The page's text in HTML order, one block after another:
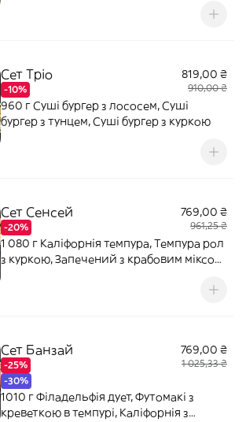
соус - 80 мл (2 шт). Імбир - 20 г. Васабі -
Сет Тріо
-10%
819,00 ₴
910,00 ₴
960 г Суші бургер з лососем, Суші
бургер з тунцем, Суші бургер з куркою
Сет Сенсей
-20%
769,00 ₴
961,25 ₴
1 080 г Каліфорнія темпура, Темпура рол
з куркою, Запечений з крабовим міксом,
Сет Банзай
-25%
-30%
769,00 ₴
1 025,33 ₴
1010 г Філадельфія дует, Футомакі з
креветкою в темпурі, Каліфорнія з